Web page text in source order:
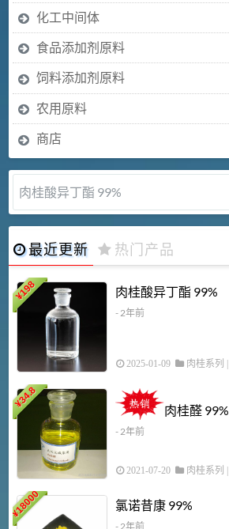
化工中间体
食品添加剂原料
饲料添加剂原料
农用原料
商店
肉桂酸异丁酯 99%
最近更新 热门产品
¥
198 肉桂酸异丁酯 99%
- 2年前
2025-01-09 肉桂系列 |
¥
34.8
肉桂醛 99%
- 2年前
2021-07-20 肉桂系列 |
¥
18000 氯诺昔康 99%
- 2年前